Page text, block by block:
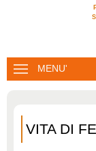
MENU'
VITA DI